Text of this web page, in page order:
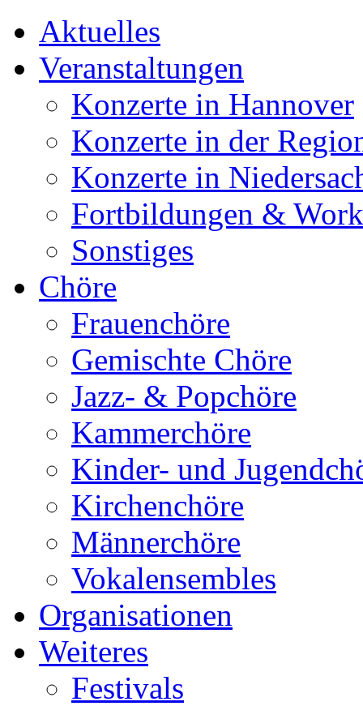
Aktuelles
Veranstaltungen
Konzerte in Hannover
Konzerte in der
Konzerte in
Fortbildungen &
Sonstiges
Chöre
Frauenchöre
Gemischte Chöre
Jazz- & Popchöre
Kammerchöre
Kinder- und
Kirchenchöre
Männerchöre
Vokalensembles
Organisationen
Weiteres
Festivals